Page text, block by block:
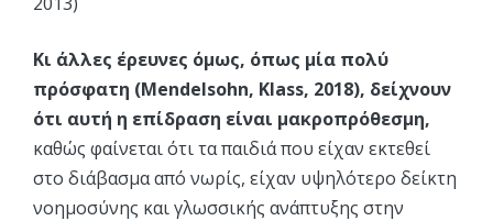
Κι άλλες έρευνες όμως, όπως μία πολύ
πρόσφατη (Mendelsohn, Klass, 2018), δείχνουν
ότι αυτή η επίδραση είναι μακροπρόθεσμη,
καθώς φαίνεται ότι τα παιδιά που είχαν εκτεθεί
στο διάβασμα από νωρίς, είχαν υψηλότερο δείκτη
νοημοσύνης και γλωσσικής ανάπτυξης στην